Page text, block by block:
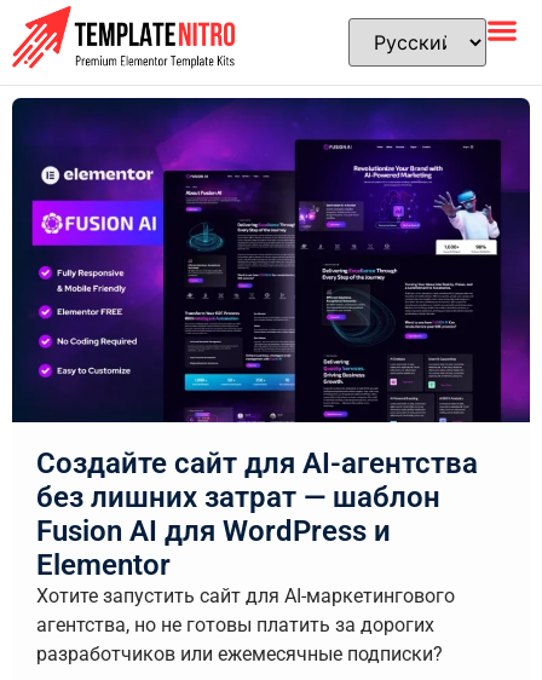
Создайте сайт для AI-агентства
без лишних затрат — шаблон
Fusion AI для WordPress и
Elementor
Хотите запустить сайт для AI-маркетингового
агентства, но не готовы платить за дорогих
разработчиков или ежемесячные подписки?